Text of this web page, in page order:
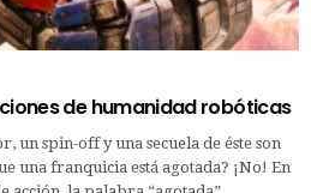
de humanidad robóticas
un spin-off y una secuela de éste son
una franquicia está agotada? ¡No! En